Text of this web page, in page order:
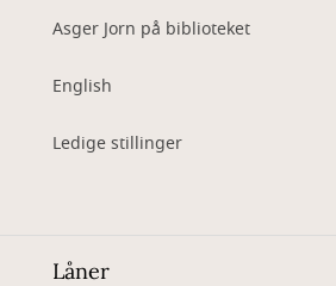
Asger Jorn på biblioteket
English
Ledige stillinger
Låner